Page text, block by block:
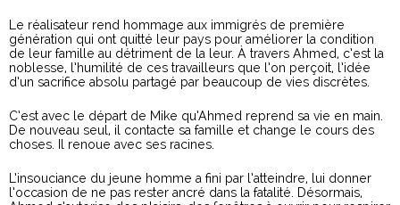
Le réalisateur rend hommage aux immigrés de première
génération qui ont quitté leur pays pour améliorer la condition
de leur famille au détriment de la leur. À travers Ahmed, c’est la
noblesse, l’humilité de ces travailleurs que l’on perçoit, l’idée
d’un sacrifice absolu partagé par beaucoup de vies discrètes.
C’est avec le départ de Mike qu’Ahmed reprend sa vie en main.
De nouveau seul, il contacte sa famille et change le cours des
choses. Il renoue avec ses racines.
L’insouciance du jeune homme a fini par l’atteindre, lui donner
l’occasion de ne pas rester ancré dans la fatalité. Désormais,